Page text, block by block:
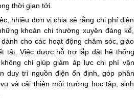
thời gian tới.
nhiều đơn vị chia sẻ rằng chi phí điện
khoản chi thường xuyên đáng kể,
cho các hoạt động chăm sóc, giáo
tật. Việc được hỗ trợ lắp đặt hệ thống
chỉ giúp giảm áp lực chi phí vận
duy trì nguồn điện ổn định, góp phần
và cải thiện môi trường học tập, sinh